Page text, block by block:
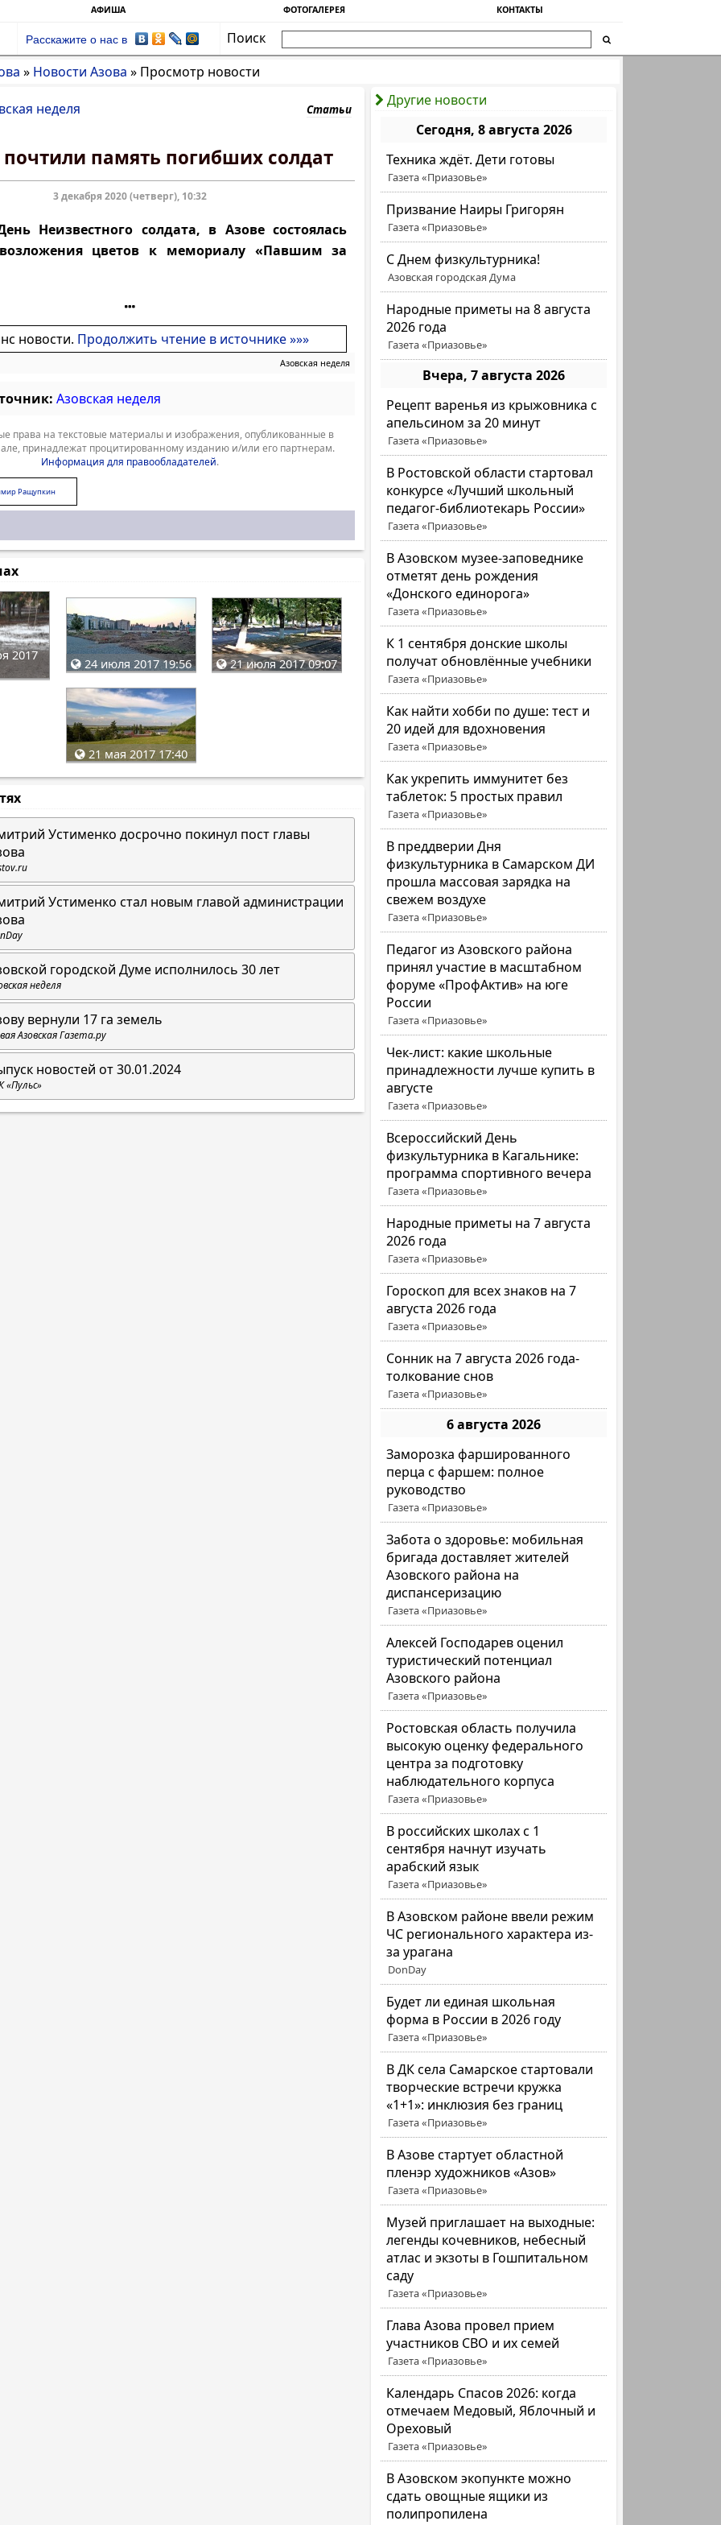
АФИША ФОТОГАЛЕРЕЯ КОНТАКТЫ
Расскажите о нас в
Поиск
» Новости Азова » Просмотр новости
Другие новости
Сегодня, 8 августа 2026
Техника ждёт. Дети готовы
Газета «Приазовье»
Призвание Наиры Григорян
Газета «Приазовье»
C Днем физкультурника!
Азовская городская Дума
Народные приметы на 8 августа
2026 года
Газета «Приазовье»
Вчера, 7 августа 2026
Рецепт варенья из крыжовника с
апельсином за 20 минут
Газета «Приазовье»
В Ростовской области стартовал
конкурсе «Лучший школьный
педагог-библиотекарь России»
Газета «Приазовье»
В Азовском музее-заповеднике
отметят день рождения
«Донского единорога»
Газета «Приазовье»
К 1 сентября донские школы
получат обновлённые учебники
Газета «Приазовье»
Как найти хобби по душе: тест и
20 идей для вдохновения
Газета «Приазовье»
Как укрепить иммунитет без
таблеток: 5 простых правил
Газета «Приазовье»
В преддверии Дня
физкультурника в Самарском ДИ
прошла массовая зарядка на
свежем воздухе
Газета «Приазовье»
Педагог из Азовского района
принял участие в масштабном
форуме «ПрофАктив» на юге
России
Газета «Приазовье»
Чек-лист: какие школьные
принадлежности лучше купить в
августе
Газета «Приазовье»
Всероссийский День
физкультурника в Кагальнике:
программа спортивного вечера
Газета «Приазовье»
Народные приметы на 7 августа
2026 года
Газета «Приазовье»
Гороскоп для всех знаков на 7
августа 2026 года
Газета «Приазовье»
Сонник на 7 августа 2026 года-
толкование снов
Газета «Приазовье»
6 августа 2026
Заморозка фаршированного
перца с фаршем: полное
руководство
Газета «Приазовье»
Забота о здоровье: мобильная
бригада доставляет жителей
Азовского района на
диспансеризацию
Газета «Приазовье»
Алексей Господарев оценил
туристический потенциал
Азовского района
Газета «Приазовье»
Ростовская область получила
высокую оценку федерального
центра за подготовку
наблюдательного корпуса
Газета «Приазовье»
В российских школах с 1
сентября начнут изучать
арабский язык
Газета «Приазовье»
В Азовском районе ввели режим
ЧС регионального характера из-
за урагана
DonDay
Будет ли единая школьная
форма в России в 2026 году
Газета «Приазовье»
В ДК села Самарское стартовали
творческие встречи кружка
«1+1»: инклюзия без границ
Газета «Приазовье»
В Азове стартует областной
пленэр художников «Азов»
Газета «Приазовье»
Музей приглашает на выходные:
легенды кочевников, небесный
атлас и экзоты в Гошпитальном
саду
Газета «Приазовье»
Глава Азова провел прием
участников СВО и их семей
Газета «Приазовье»
Календарь Спасов 2026: когда
отмечаем Медовый, Яблочный и
Ореховый
Газета «Приазовье»
В Азовском экопункте можно
сдать овощные ящики из
полипропилена
неделя Статьи
почтили память погибших солдат
3 декабря 2020 (четверг), 10:32
Неизвестного солдата, в Азове состоялась
цветов к мемориалу «Павшим за
новости. Продолжить чтение в источнике »»»
Азовская неделя
Азовская неделя
права на текстовые материалы и изображения, опубликованные в
принадлежат процитированному изданию и/или его партнерам.
Информация для правообладателей.
Ращупкин
2017
24 июля 2017 19:56 21 июля 2017 09:07
21 мая 2017 17:40
Устименко досрочно покинул пост главы
Устименко стал новым главой администрации
городской Думе исполнилось 30 лет
неделя
вернули 17 га земель
Азовская Газета.ру
новостей от 30.01.2024
«Пульс»